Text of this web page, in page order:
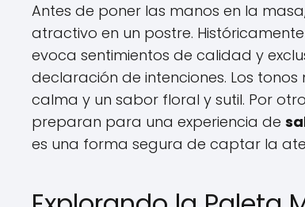
Antes de poner las manos en la
atractivo en un postre.
evoca sentimientos de calidad y
declaración de intenciones. Los
calma y un sabor floral y sutil. Por
preparan para una experiencia de
es una forma segura de captar la